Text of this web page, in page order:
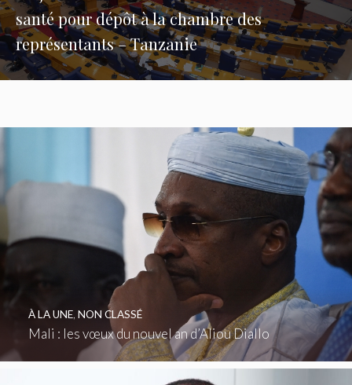
santé pour dépôt à la chambre des
représentants – Tanzanie
Mali : les vœux du nouvel an d’Aliou Diallo
À LA UNE, NON CLASSÉ